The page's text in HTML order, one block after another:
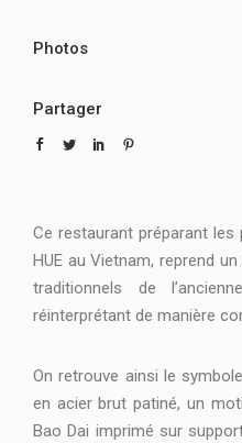
Photos
Partager
Ce restaurant préparant
HUE au Vietnam, reprend
traditionnels de
réinterprétant de manière
On retrouve ainsi le
en acier brut patiné, un
Bao Dai imprimé sur